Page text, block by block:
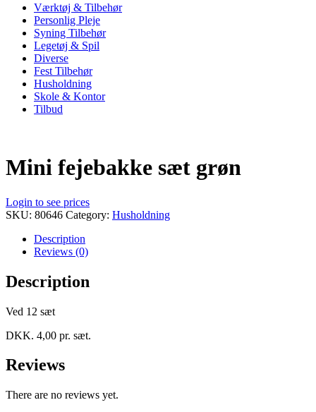
Værktøj & Tilbehør
Personlig Pleje
Syning Tilbehør
Legetøj & Spil
Diverse
Fest Tilbehør
Husholdning
Skole & Kontor
Tilbud
Mini fejebakke sæt grøn
Login to see prices
SKU: 80646 Category: Husholdning
Description
Reviews (0)
Description
Ved 12 sæt
DKK. 4,00 pr. sæt.
Reviews
There are no reviews yet.